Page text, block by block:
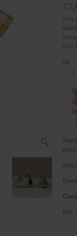
Une
d'un
Qté :
Ref